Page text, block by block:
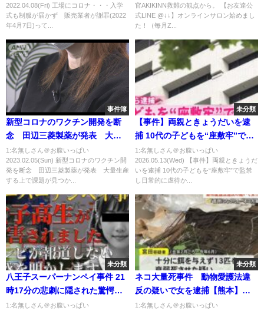
2022.04.08(Fri) 工場にコロナ・・・入学
式も制服が届かず 販売業者が謝罪(2022
年4月7日)って...
元救助隊員警鐘鳴らす。
官AKIKINN救難の観点から。 【お友達公
式LINE @↓↓】オンラインサロン始めまし
た！（毎月Z...
事件簿
新型コロナのワクチン開発を断
念 田辺三菱製薬が発表 大量
生産する上で課題が見つかる
1:名無しさん＠お腹いっぱい
2023.02.05(Sun) 新型コロナのワクチン開
発を断念 田辺三菱製薬が発表 大量生産
する上で課題が見つか...
未分類
【事件】両親ときょうだいを逮
捕 10代の子どもを“座敷牢”で監
禁し日常的に虐待か 警視庁
1:名無しさん＠お腹いっぱい
2026.05.13(Wed) 【事件】両親ときょうだ
いを逮捕 10代の子どもを“座敷牢”で監禁
し日常的に虐待か...
未分類
八王子スーパーナンペイ事件 21
時17分の悲劇に隠された驚愕の
真相【 都市伝説 未解決事件 暴力
1:名無しさん＠お腹いっぱい
未分類
ネコ大量死事件 動物愛護法違
反の疑いで女を逮捕【熊本】
(25/09/18 19:00)
1:名無しさん＠お腹いっぱい